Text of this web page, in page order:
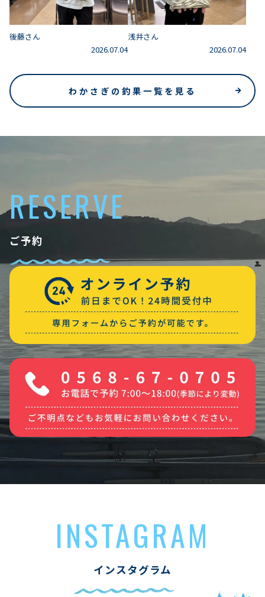
後藤さん
2026.07.04
浅井さん
2026.07.04
わかさぎの釣果一覧を見る
RESERVE
ご予約
INSTAGRAM
インスタグラム